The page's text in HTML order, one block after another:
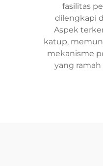
fasilitas
dilengkapi
Aspek
katup,
mekanisme
yang